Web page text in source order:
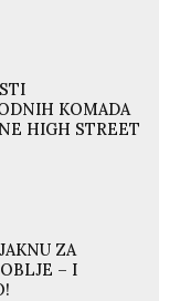
KOMADA
HIGH STREET
ZA
– I